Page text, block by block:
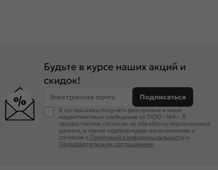
Будьте в курсе наших акций и
скидок!
Электронная почта Подписаться
Я соглашаюсь получать рекламные и иные
маркетинговые сообщения от ООО «169». Я
предоставляю согласие на обработку персональных
данных, а также подтверждаю ознакомление и
согласие с Политикой конфиденциальности и
Пользовательским соглашением.